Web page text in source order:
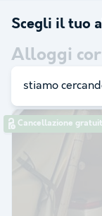
Scegli il tuo
Alloggi
ricerca:14
Cancellazione
stiamo